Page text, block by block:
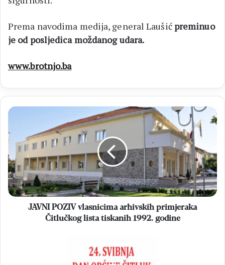
Prema navodima medija, general Laušićpreminuo
je od posljedica moždanog udara.
www.brotnjo.ba
JAVNI
vlasnicima
arhivskih
primjeraka
Čitlučkog
lista
tiskanih
1992.
JAVNI POZIV vlasnicima arhivskih primjeraka
Čitlučkog lista tiskanih 1992. godine